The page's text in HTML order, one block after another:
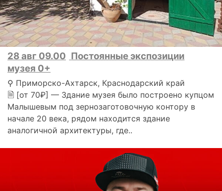
28 авг 09.00 Постоянные экспозиции
музея 0+
⚲ Приморско-Ахтарск, Краснодарский край
🗎 [от 70₽] — Здание музея было построено купцом
Малышевым под зернозаготовочную контору в
начале 20 века, рядом находится здание
аналогичной архитектуры, где..